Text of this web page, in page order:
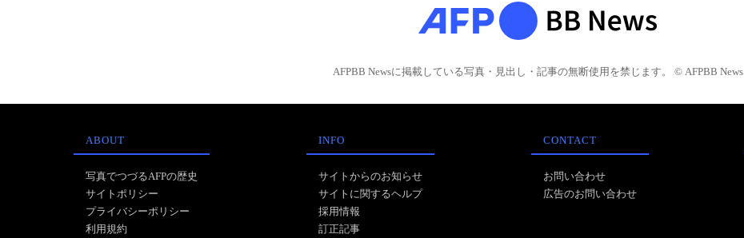
AFPBB Newsに掲載している写真・見出し・記事の無断使用を禁じます。 © AFPBB News
ABOUT
写真でつづるAFPの歴史
サイトポリシー
プライバシーポリシー
利用規約
INFO
サイトからのお知らせ
サイトに関するヘルプ
採用情報
訂正記事
CONTACT
お問い合わせ
広告のお問い合わせ